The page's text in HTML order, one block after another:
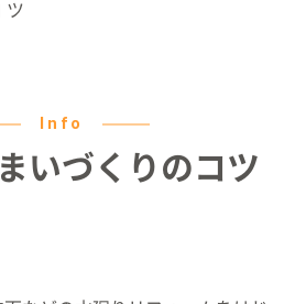
Info
いづくりのコツ